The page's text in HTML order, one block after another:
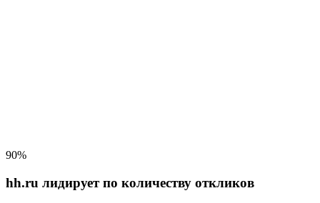
90%
hh.ru лидирует по количеству откликов